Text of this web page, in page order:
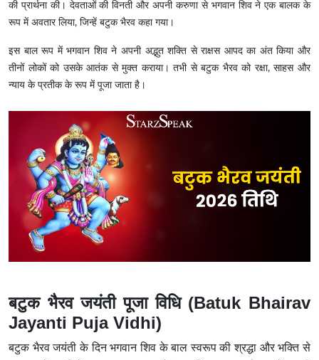
की प्रार्थना की। देवताओं की विनती और अपनी करुणा से भगवान शिव ने एक बालक के
रूप में अवतार लिया, जिन्हें बटुक भैरव कहा गया।
इस बाल रूप में भगवान शिव ने अपनी अद्भुत शक्ति से राक्षस आपद का अंत किया और
तीनों लोकों को उसके आतंक से मुक्त कराया। तभी से बटुक भैरव को रक्षा, साहस और
न्याय के प्रतीक के रूप में पूजा जाता है।
बटुक भैरव जयंती पूजा विधि (Batuk Bhairav
Jayanti Puja Vidhi)
बटुक भैरव जयंती के दिन भगवान शिव के बाल स्वरूप की श्रद्धा और भक्ति से